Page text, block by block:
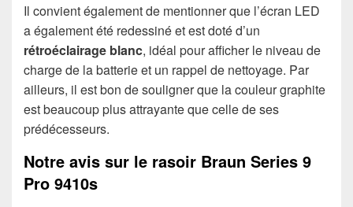
Il convient également de mentionner que l’écran LED
a également été redessiné et est doté d’un
rétroéclairage blanc, idéal pour afficher le niveau de
charge de la batterie et un rappel de nettoyage. Par
ailleurs, il est bon de souligner que la couleur graphite
est beaucoup plus attrayante que celle de ses
prédécesseurs.
Notre avis sur le rasoir Braun Series 9
Pro 9410s